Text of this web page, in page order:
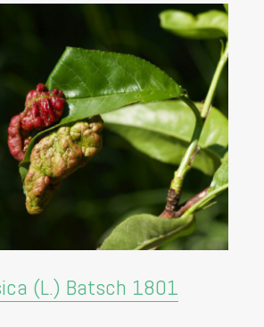
(L.) Batsch 1801